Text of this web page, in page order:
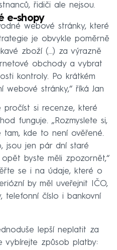
řidiči ale nejsou.
e-shopy
webové stránky, které
je obvykle poměrně
zboží (…) za výrazně
obchody a vybrat
kontroly. Po krátkém
stránky,“ říká Jan
pročíst si recenze, které
funguje. „Rozmyslete si,
kde to není ověřené.
jsou jen pár dní staré
byste měli zpozornět,“
se i na údaje, které o
by měl uveřejnit IČO,
telefonní číslo i bankovní
lepší neplatit za
vybírejte způsob platby: